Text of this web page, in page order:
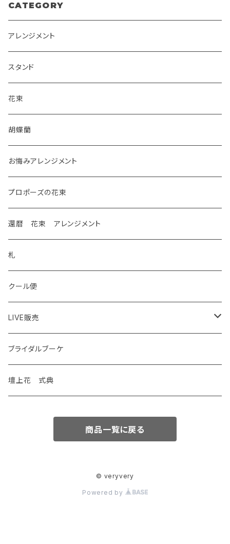
CATEGORY
アレンジメント
スタンド
花束
胡蝶蘭
お悔みアレンジメント
プロポーズの花束
還暦 花束 アレンジメント
札
クール便
LIVE販売
花苗
観葉植物
ブライダルブーケ
壇上花 式典
商品一覧に戻る
© veryvery
Powered by